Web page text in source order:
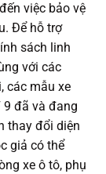
việc bảo vệ
Để hỗ trợ
sách linh
với các
các mẫu xe
9 đã và đang
thay đổi diện
giả có thể
xe ô tô, phụ